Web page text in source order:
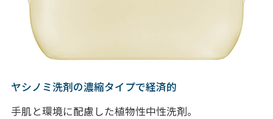
ヤシノミ洗剤の濃縮タイプで経済的
手肌と環境に配慮した植物性中性洗剤。